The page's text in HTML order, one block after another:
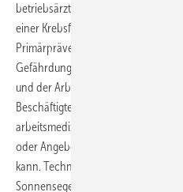
betriebsärztliche Tätigkeit weit mehr
einer
Primärprävention ist der
Gefährdungsbeurteilung zu
und der Arbeitsorganisation eine
Beschäftigten zu erreichen ist und
arbeitsmedizinischen Vorsorge
oder Angebotsvorsorge) bei den
kann. Technische Möglichkeiten
Sonnensegeln oder das Tragen